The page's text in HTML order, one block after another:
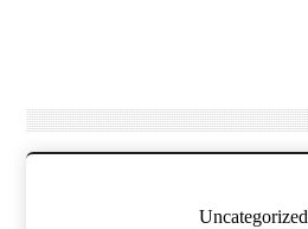
Uncategorized